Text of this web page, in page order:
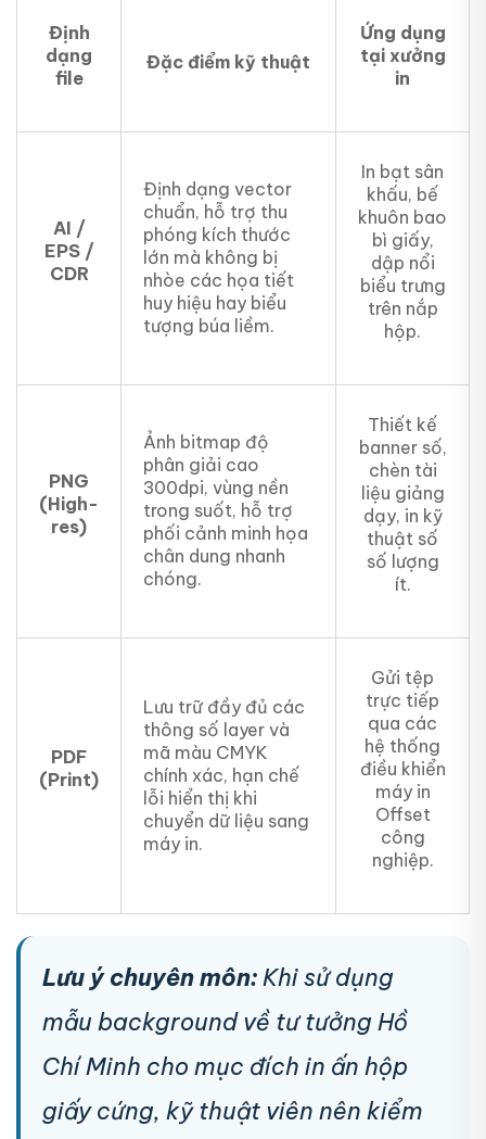
Định
dạng
file
Đặc điểm kỹ thuật
Ứng dụng
tại xưởng
in
AI /
EPS /
CDR
Định dạng vector
chuẩn, hỗ trợ thu
phóng kích thước
lớn mà không bị
nhòe các họa tiết
huy hiệu hay biểu
tượng búa liềm.
In bạt sân
khấu, bế
khuôn bao
bì giấy,
dập nổi
biểu trưng
trên nắp
hộp.
PNG
(High-
res)
Ảnh bitmap độ
phân giải cao
300dpi, vùng nền
trong suốt, hỗ trợ
phối cảnh minh họa
chân dung nhanh
chóng.
Thiết kế
banner số,
chèn tài
liệu giảng
dạy, in kỹ
thuật số
số lượng
ít.
PDF
(Print)
Lưu trữ đầy đủ các
thông số layer và
mã màu CMYK
chính xác, hạn chế
lỗi hiển thị khi
chuyển dữ liệu sang
máy in.
Gửi tệp
trực tiếp
qua các
hệ thống
điều khiển
máy in
Offset
công
nghiệp.
Lưu ý chuyên môn:Khi sử dụng
mẫu background về tư tưởng Hồ
Chí Minh cho mục đích in ấn hộp
giấy cứng, kỹ thuật viên nên kiểm